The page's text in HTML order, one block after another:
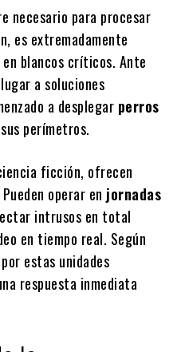
necesario para procesar
es extremadamente
blancos críticos. Ante
a soluciones
a desplegar perros
perímetros.
ficción, ofrecen
operar en jornadas
intrusos en total
en tiempo real. Según
estas unidades
respuesta inmediata